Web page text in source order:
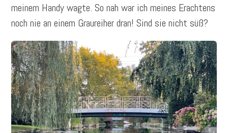
meinem Handy wagte. So nah war ich meines Erachtens
noch nie an einem Graureiher dran! Sind sie nicht süß?